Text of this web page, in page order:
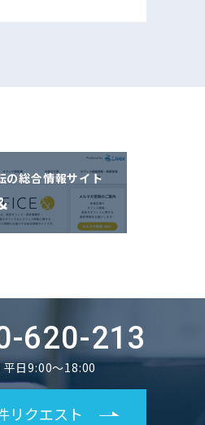
の総合情報サイト
620-213
平日9:00～18:00
リクエスト